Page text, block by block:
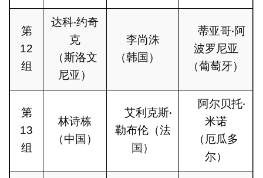
第
12
组
达科‧约奇
克
（斯洛文
尼亚）
李尚洙
（韩国）
蒂亚哥‧阿
波罗尼亚
（葡萄牙）
第
13
组
林诗栋
（中国）
艾利克斯‧
勒布伦（法
国）
阿尔贝托‧
米诺
（厄瓜多
尔）